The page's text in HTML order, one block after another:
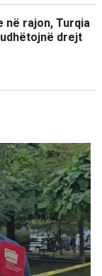
në rajon, Turqia
drejt